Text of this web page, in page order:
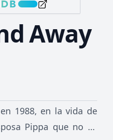
Away
1988, en la vida de
Pippa que no se